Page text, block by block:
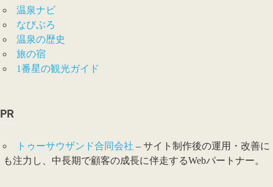
温泉ナビ
なびぶろ
温泉の歴史
旅の宿
1番星の観光ガイド
PR
トゥーサウザンド合同会社 – サイト制作後の運用・改善に
も注力し、中長期で顧客の成長に伴走するWebパートナー。